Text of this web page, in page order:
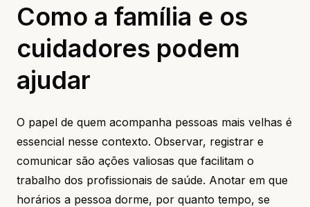
Como a família e os
cuidadores podem
ajudar
O papel de quem acompanha pessoas mais velhas é
essencial nesse contexto. Observar, registrar e
comunicar são ações valiosas que facilitam o
trabalho dos profissionais de saúde. Anotar em que
horários a pessoa dorme, por quanto tempo, se